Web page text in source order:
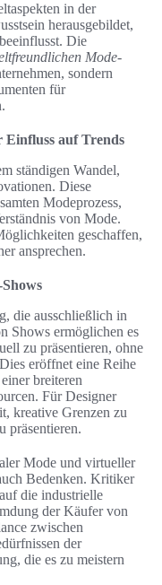
in der
herausgebildet,
Die
Mode-
sondern
für
Einfluss auf Trends
ständigen Wandel,
Diese
Modeprozess,
von Mode.
geschaffen,
ansprechen.
die ausschließlich in
Shows ermöglichen es
zu präsentieren, ohne
eröffnet eine Reihe
breiteren
Für Designer
kreative Grenzen zu
präsentieren.
Mode und virtueller
Bedenken. Kritiker
die industrielle
der Käufer von
zwischen
der
die es zu meistern